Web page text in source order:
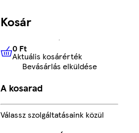
Kosár
0 FtAktuális kosárérték
0 Ft
Aktuális kosárérték
Bevásárlás elküldése
A kosarad
Válassz szolgáltatásaink közül